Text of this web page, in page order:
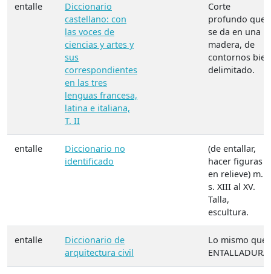
entalle
Diccionario
castellano: con
las voces de
ciencias y artes y
sus
correspondientes
en las tres
lenguas francesa,
latina e italiana,
T. II
Corte
profundo que
se da en una
madera, de
contornos bien
delimitado.
entalle
Diccionario no
identificado
(de entallar,
hacer figuras
en relieve) m.
s. XIII al XV.
Talla,
escultura.
entalle
Diccionario de
arquitectura civil
Lo mismo que
ENTALLADURA.